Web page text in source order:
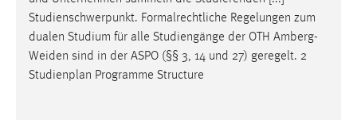
Studienschwerpunkt. Formalrechtliche Regelungen zum
dualen Studium für alle Studiengänge der OTH Amberg-
Weiden sind in der ASPO (§§ 3, 14 und 27) geregelt. 2
Studienplan Programme Structure